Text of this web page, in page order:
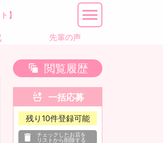
】
先輩の声
閲覧履歴
一括応募
残り 10件登録可能
チェックしたお店を
リストから削除する